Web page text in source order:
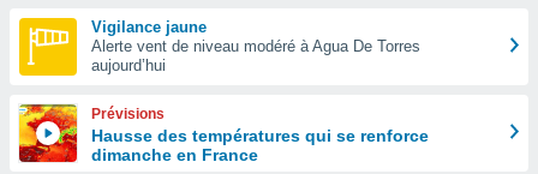
Vigilance jaune
Alerte vent de niveau modéré à Agua De Torres
aujourd’hui
Prévisions
Hausse des températures qui se renforce
dimanche en France